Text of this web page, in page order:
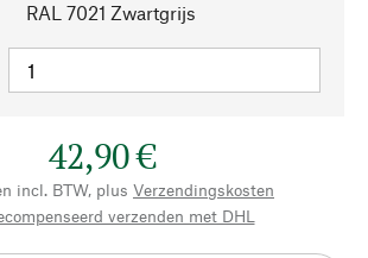
RAL 7021 Zwartgrijs
42,90 €
incl. BTW, plus Verzendingskosten
verzenden met DHL